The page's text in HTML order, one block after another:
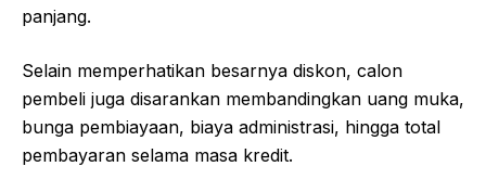
panjang.
Selain memperhatikan besarnya diskon, calon
pembeli juga disarankan membandingkan uang muka,
bunga pembiayaan, biaya administrasi, hingga total
pembayaran selama masa kredit.